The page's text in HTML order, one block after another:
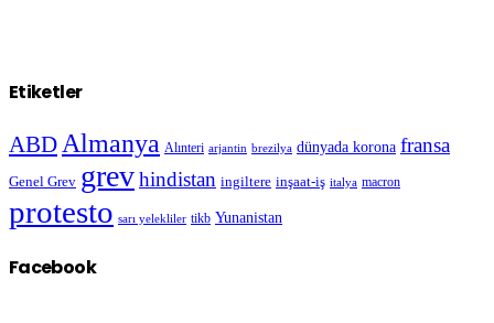
Etiketler
ABD Almanya Alınteri arjantin brezilya dünyada korona fransa
Genel Grev grevhindistan ingiltere inşaat-iş italya macron
protesto sarı yelekliler tikb Yunanistan
Facebook